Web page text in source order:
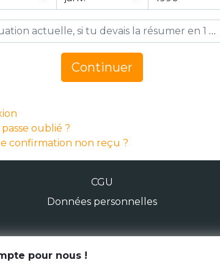
Ta situation actuelle, si tu devais la résumer en 1 mot… *
Continuer
oublié ?
confirmation non reçu ?
CGU
Données personnelles
© Génération Zébrée 2026
pour nous !